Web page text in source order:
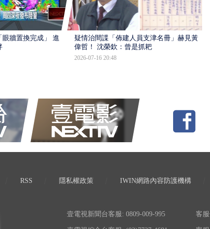
牆置換完成」 進入
疑情治間諜「佈建人員支津名冊」赫見黃
偉哲！ 沈榮欽：曾是抓耙
2026-07-16 20:48
RSS 隱私權政策 IWIN網路內容防護機構
壹電視新聞台客服: 0809-009-995 客